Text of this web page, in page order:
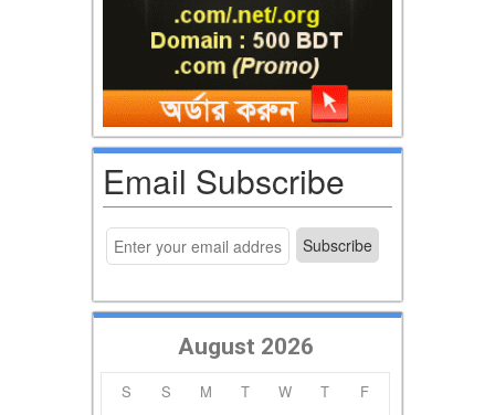
Email Subscribe
August 2026
S S M T W T F